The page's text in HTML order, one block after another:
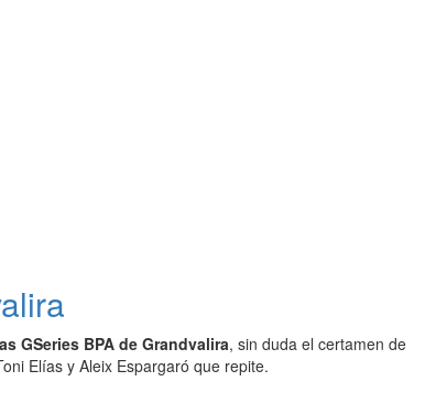
GSeries BPA de Grandvalira, sin duda el certamen de
Elías y Aleix Espargaró que repite.